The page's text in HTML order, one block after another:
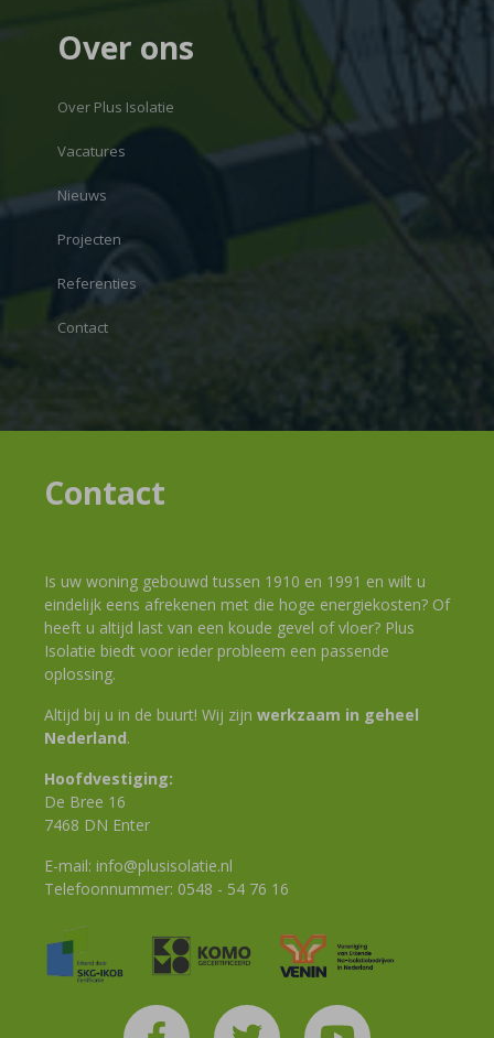
Over ons
Over Plus Isolatie
Vacatures
Nieuws
Projecten
Referenties
Contact
Contact
Is uw woning gebouwd tussen 1910 en 1991 en wilt u
eindelijk eens afrekenen met die hoge energiekosten? Of
heeft u altijd last van een koude gevel of vloer? Plus
Isolatie biedt voor ieder probleem een passende
oplossing.
Altijd bij u in de buurt! Wij zijn werkzaam in geheel
Nederland.
Hoofdvestiging:
De Bree 16
7468 DN Enter
E-mail: info@plusisolatie.nl
Telefoonnummer: 0548 - 54 76 16